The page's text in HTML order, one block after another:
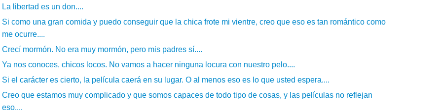
La libertad es un don....
Si como una gran comida y puedo conseguir que la chica frote mi vientre, creo que eso es tan romántico como
me ocurre....
Crecí mormón. No era muy mormón, pero mis padres sí....
Ya nos conoces, chicos locos. No vamos a hacer ninguna locura con nuestro pelo....
Si el carácter es cierto, la película caerá en su lugar. O al menos eso es lo que usted espera....
Creo que estamos muy complicado y que somos capaces de todo tipo de cosas, y las películas no reflejan
eso....